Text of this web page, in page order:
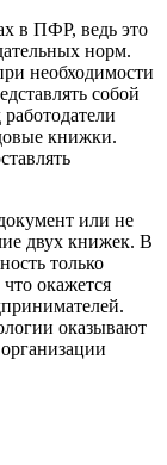
в ПФР, ведь это
норм.
необходимости
собой
книжки.
или не
двух книжек. В
только
окажется
оказывают